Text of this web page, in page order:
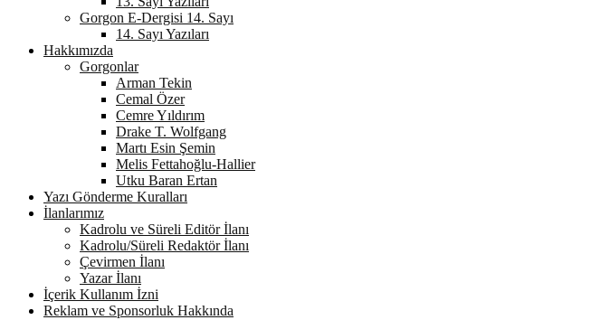
Gorgon E-Dergisi 14. Sayı
14. Sayı Yazıları
Hakkımızda
Gorgonlar
Arman Tekin
Cemal Özer
Cemre Yıldırım
Drake T. Wolfgang
Martı Esin Şemin
Melis Fettahoğlu-Hallier
Utku Baran Ertan
Yazı Gönderme Kuralları
İlanlarımız
Kadrolu ve Süreli Editör İlanı
Kadrolu/Süreli Redaktör İlanı
Çevirmen İlanı
Yazar İlanı
İçerik Kullanım İzni
Reklam ve Sponsorluk Hakkında